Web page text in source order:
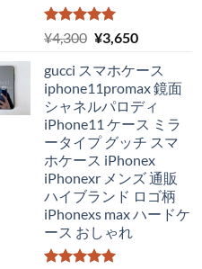
5段階中
5.00
の評価
¥4,300 元
価
格
は
¥4,300
で
し
た。
¥3,650現
の
価
格
は
¥3,650
で
す。
gucci スマホケース
iphone11promax 鏡面
シャネルパロディ
iPhone11 ケース ミラ
ータイプ グッチ スマ
ホケース iPhonex
iPhonexr メンズ 通販
ハイブランド ロゴ柄
iPhonexs max ハードケ
ース おしゃれ